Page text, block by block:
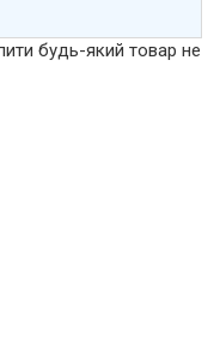
будь-який товар не